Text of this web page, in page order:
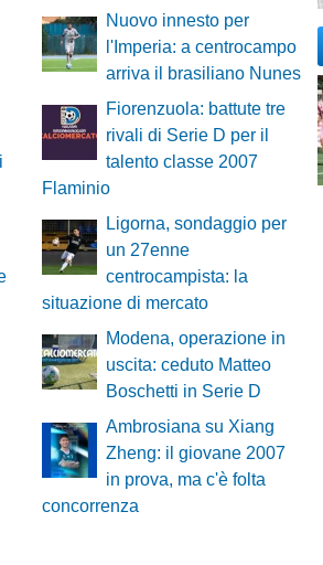
Nuovo innesto per
l'Imperia: a centrocampo
arriva il brasiliano Nunes
Fiorenzuola: battute tre
rivali di Serie D per il
talento classe 2007
Flaminio
Ligorna, sondaggio per
un 27enne
centrocampista: la
situazione di mercato
Modena, operazione in
uscita: ceduto Matteo
Boschetti in Serie D
Ambrosiana su Xiang
Zheng: il giovane 2007
in prova, ma c'è folta
concorrenza